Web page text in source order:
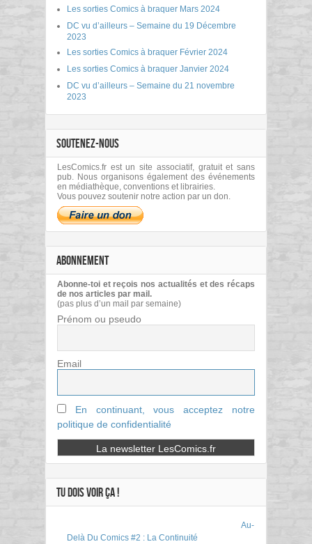
Les sorties Comics à braquer Mars 2024
DC vu d’ailleurs – Semaine du 19 Décembre
2023
Les sorties Comics à braquer Février 2024
Les sorties Comics à braquer Janvier 2024
DC vu d’ailleurs – Semaine du 21 novembre
2023
SOUTENEZ-NOUS
LesComics.fr est un site associatif, gratuit et sans
pub. Nous organisons également des événements
en médiathèque, conventions et librairies.
Vous pouvez soutenir notre action par un don.
ABONNEMENT
Abonne-toi et reçois nos actualités et des récaps
de nos articles par mail.
(pas plus d’un mail par semaine)
Prénom ou pseudo
Email
En continuant, vous acceptez notre
politique de confidentialité
TU DOIS VOIR ÇA !
Au-
Delà Du Comics #2 : La Continuité